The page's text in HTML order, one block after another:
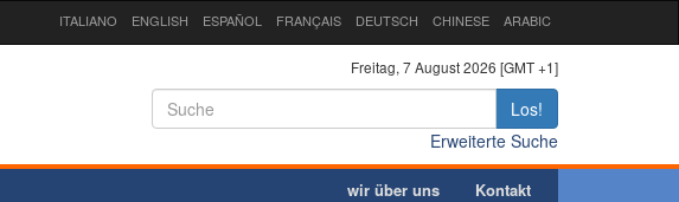
ITALIANO ENGLISH ESPAÑOL FRANÇAIS DEUTSCH CHINESE ARABIC
Freitag, 7 August 2026 [GMT +1]
Los!
Erweiterte Suche
wir über uns Kontakt